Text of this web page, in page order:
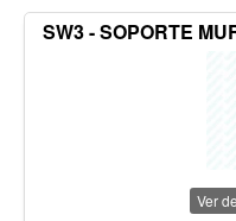
SW3 - SOPORTE
Ver